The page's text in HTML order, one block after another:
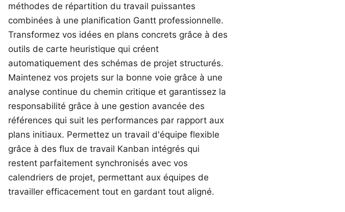
méthodes de répartition du travail puissantes
combinées à une planification Gantt professionnelle.
Transformez vos idées en plans concrets grâce à des
outils de carte heuristique qui créent
automatiquement des schémas de projet structurés.
Maintenez vos projets sur la bonne voie grâce à une
analyse continue du chemin critique et garantissez la
responsabilité grâce à une gestion avancée des
références qui suit les performances par rapport aux
plans initiaux. Permettez un travail d'équipe flexible
grâce à des flux de travail Kanban intégrés qui
restent parfaitement synchronisés avec vos
calendriers de projet, permettant aux équipes de
travailler efficacement tout en gardant tout aligné.